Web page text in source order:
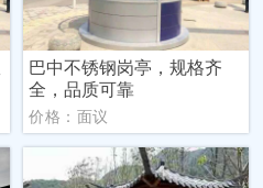
巴中不锈钢岗亭，规格齐
全，品质可靠
价格：面议